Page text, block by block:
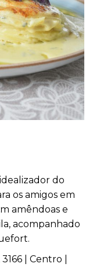
do
os amigos em
amêndoas e
acompanhado
| Centro |